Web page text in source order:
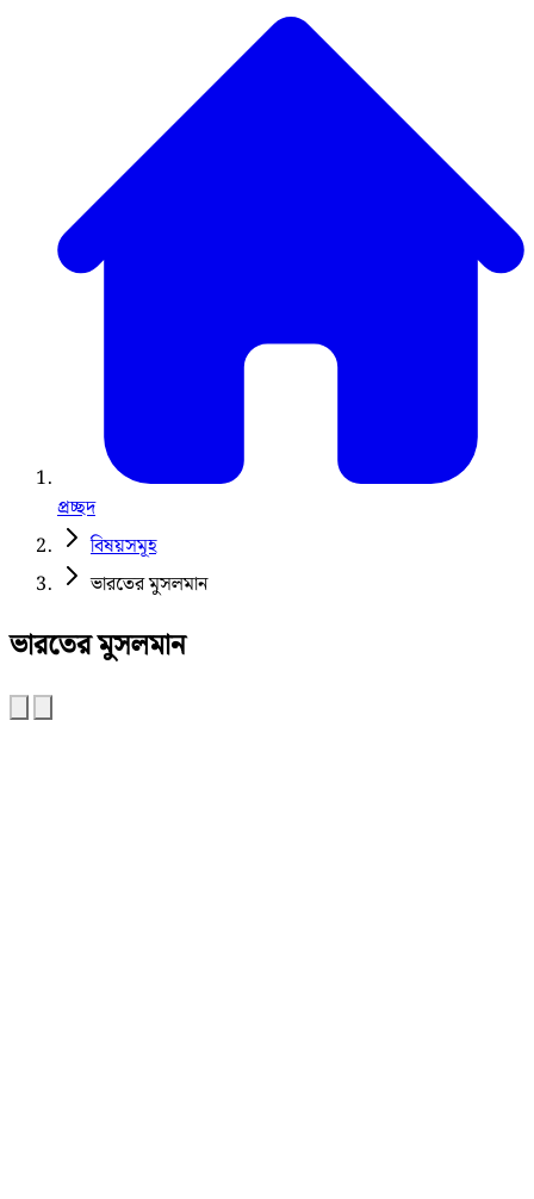
প্রচ্ছদ
বিষয়সমূহ
ভারতের মুসলমান
ভারতের মুসলমান